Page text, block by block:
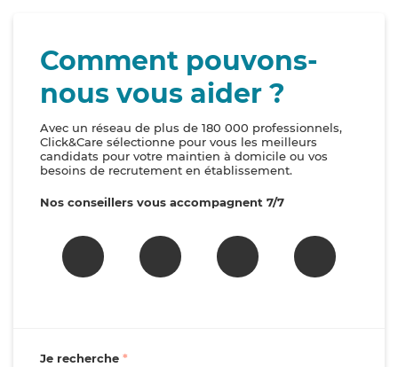
Comment pouvons-
nous vous aider ?
Avec un réseau de plus de 180 000 professionnels,
Click&Care sélectionne pour vous les meilleurs
candidats pour votre maintien à domicile ou vos
besoins de recrutement en établissement.
Nos conseillers vous accompagnent 7/7
Je recherche